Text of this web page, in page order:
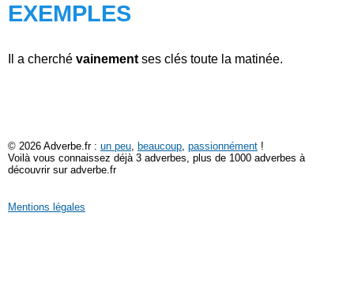
EXEMPLES
Il a cherché vainement ses clés toute la matinée.
© 2026 Adverbe.fr : un peu beaucoup passionnément !
Voilà vous connaissez déjà 3 adverbes, plus de 1000 adverbes à
découvrir sur adverbe.fr
Mentions légales